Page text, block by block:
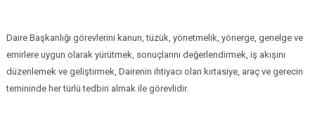
Daire Başkanlığı görevlerini kanun, tüzük, yönetmelik, yönerge, genelge ve
emirlere uygun olarak yürütmek, sonuçlarını değerlendirmek, iş akışını
düzenlemek ve geliştirmek, Dairenin ihtiyacı olan kırtasiye, araç ve gerecin
temininde her türlü tedbiri almak ile görevlidir.